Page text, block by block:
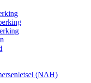
(NAH)